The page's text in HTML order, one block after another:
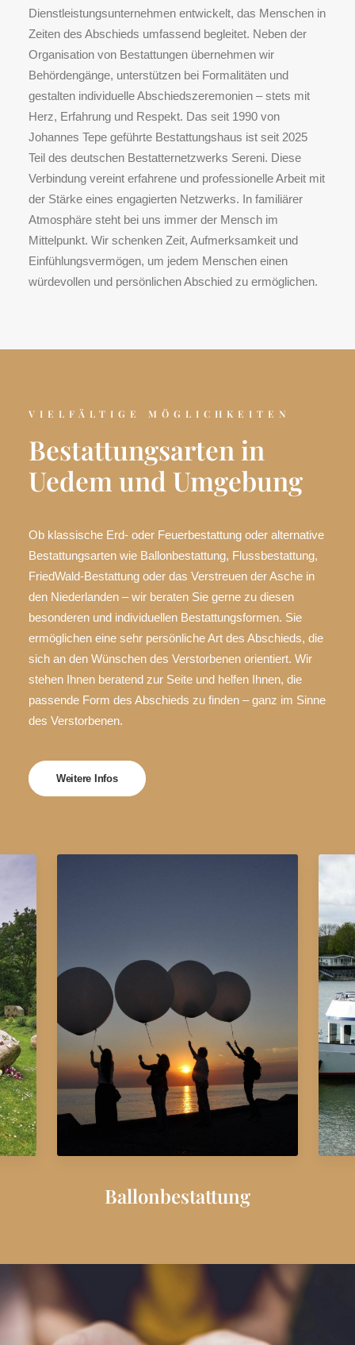
Dienstleistungsunternehmen entwickelt, das Menschen in
Zeiten des Abschieds umfassend begleitet. Neben der
Organisation von Bestattungen übernehmen wir
Behördengänge, unterstützen bei Formalitäten und
gestalten individuelle Abschiedszeremonien – stets mit
Herz, Erfahrung und Respekt. Das seit 1990 von
Johannes Tepe geführte Bestattungshaus ist seit 2025
Teil des deutschen Bestatternetzwerks Sereni. Diese
Verbindung vereint erfahrene und professionelle Arbeit mit
der Stärke eines engagierten Netzwerks. In familiärer
Atmosphäre steht bei uns immer der Mensch im
Mittelpunkt. Wir schenken Zeit, Aufmerksamkeit und
Einfühlungsvermögen, um jedem Menschen einen
würdevollen und persönlichen Abschied zu ermöglichen.
VIELFÄLTIGE MÖGLICHKEITEN
Bestattungsarten in
Uedem und Umgebung
Ob klassische Erd- oder Feuerbestattung oder alternative
Bestattungsarten wie Ballonbestattung, Flussbestattung,
FriedWald-Bestattung oder das Verstreuen der Asche in
den Niederlanden – wir beraten Sie gerne zu diesen
besonderen und individuellen Bestattungsformen. Sie
ermöglichen eine sehr persönliche Art des Abschieds, die
sich an den Wünschen des Verstorbenen orientiert. Wir
stehen Ihnen beratend zur Seite und helfen Ihnen, die
passende Form des Abschieds zu finden – ganz im Sinne
des Verstorbenen.
Weitere Infos
Ballonbestattung